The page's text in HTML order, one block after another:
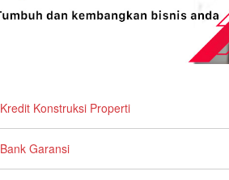
Kredit Konstruksi Properti
Bank Garansi